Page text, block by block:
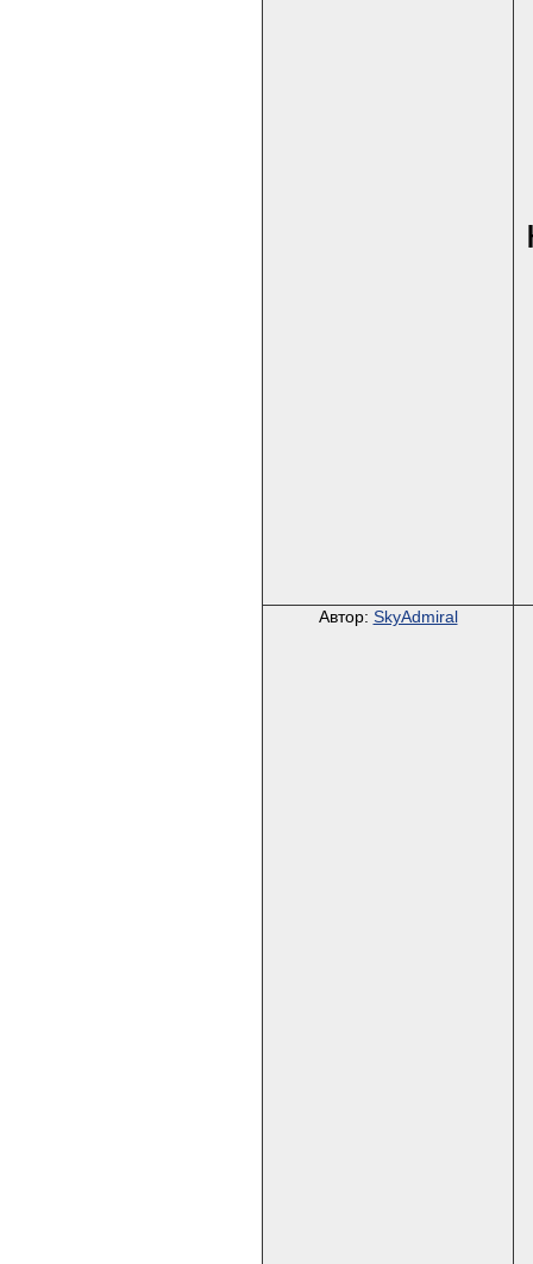
Автор: SkyAdmiral